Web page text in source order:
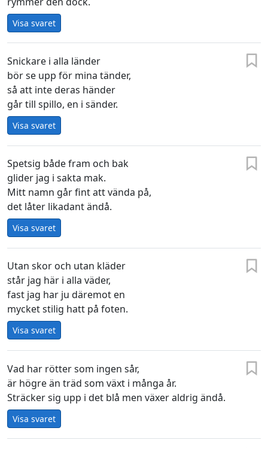
Visa svaret
Snickare i alla länder
bör se upp för mina tänder,
så att inte deras händer
går till spillo, en i sänder.
Visa svaret
Spetsig både fram och bak
glider jag i sakta mak.
Mitt namn går fint att vända på,
det låter likadant ändå.
Visa svaret
Utan skor och utan kläder
står jag här i alla väder,
fast jag har ju däremot en
mycket stilig hatt på foten.
Visa svaret
Vad har rötter som ingen sår,
är högre än träd som växt i många år.
Sträcker sig upp i det blå men växer aldrig ändå.
Visa svaret